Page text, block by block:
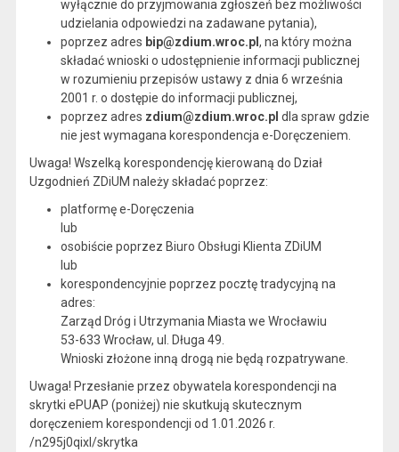
wyłącznie do przyjmowania zgłoszeń bez możliwości
udzielania odpowiedzi na zadawane pytania),
poprzez adres bip@zdium.wroc.pl , na który można
składać wnioski o udostępnienie informacji publicznej
w rozumieniu przepisów ustawy z dnia 6 września
2001 r. o dostępie do informacji publicznej,
poprzez adres zdium@zdium.wroc.pl dla spraw gdzie
nie jest wymagana korespondencja e-Doręczeniem.
Uwaga! Wszelką korespondencję kierowaną do Dział
Uzgodnień ZDiUM należy składać poprzez:
platformę e-Doręczenia
lub
osobiście poprzez Biuro Obsługi Klienta ZDiUM
lub
korespondencyjnie poprzez pocztę tradycyjną na
adres:
Zarząd Dróg i Utrzymania Miasta we Wrocławiu
53-633 Wrocław, ul. Długa 49.
Wnioski złożone inną drogą nie będą rozpatrywane.
Uwaga! Przesłanie przez obywatela korespondencji na
skrytki ePUAP (poniżej) nie skutkują skutecznym
doręczeniem korespondencji od 1.01.2026 r.
/n295j0qixl/skrytka